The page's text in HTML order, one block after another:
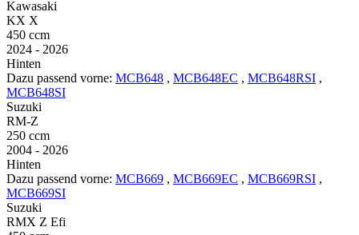
Kawasaki
KX X
450 ccm
2024 - 2026
Hinten
Dazu passend vorne: MCB648 , MCB648EC , MCB648RSI ,
MCB648SI
Suzuki
RM-Z
250 ccm
2004 - 2026
Hinten
Dazu passend vorne: MCB669 , MCB669EC , MCB669RSI ,
MCB669SI
Suzuki
RMX Z Efi